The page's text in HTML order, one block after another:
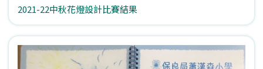
2021-22中秋花燈設計比賽結果